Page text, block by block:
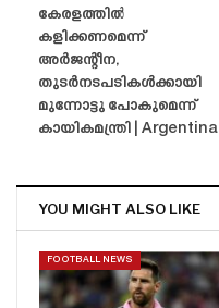
കേരളത്തിൽ
കളിക്കണമെന്ന്
അർജന്റീന,
തുടർനടപടികൾക്കായി
മുന്നോട്ടു പോകുമെന്ന്
കായികമന്ത്രി | Argentina
YOU MIGHT ALSO LIKE
FOOTBALL NEWS